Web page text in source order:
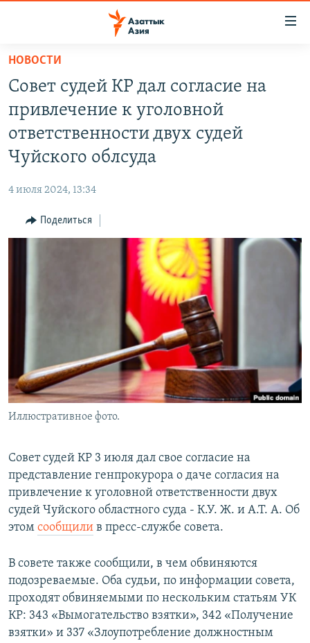
Вернуться
основному
содержанию
Вернутся
главной
Вернутся
поиску
КАЗАХСТАН
УЗБЕКИСТАН
ВОЙНА В УКРАИНЕ
НА ДРУГИХ ЯЗЫКАХ
ЎЗБЕКЧА
ПОДПИШИТЕСЬ НА НАС В СОЦСЕТЯХ
НОВОСТИ
Совет судей КР дал согласие на
привлечение к уголовной
ответственности двух судей
Чуйского облсуда
4 июля 2024, 13:34
Поделиться
Иллюстративное фото.
Совет судей КР 3 июля дал свое согласие на
представление генпрокурора о даче согласия на
привлечение к уголовной ответственности двух
судей Чуйского областного суда - К.У. Ж. и А.Т. А. Об
этом сообщили в пресс-службе совета.
В совете также сообщили, в чем обвиняются
подозреваемые. Оба судьи, по информации совета,
проходят обвиняемыми по нескольким статьям УК
КР: 343 «Вымогательство взятки», 342 «Получение
взятки» и 337 «Злоупотребление должностным